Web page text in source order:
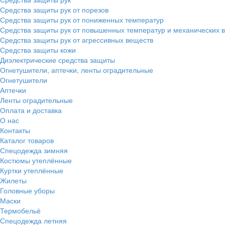
Средства защиты рук от порезов
Средства защиты рук от пониженных температур
Средства защиты рук от повышенных температур и механических
Средства защиты рук от агрессивных веществ
Средства защиты кожи
Диэлектрические средства защиты
Огнетушители, аптечки, ленты оградительные
Огнетушители
Аптечки
Ленты оградительные
Оплата и доставка
О нас
Контакты
Каталог товаров
Спецодежда зимняя
Костюмы утеплённые
Куртки утеплённые
Жилеты
Головные уборы
Маски
Термобельё
Спецодежда летняя